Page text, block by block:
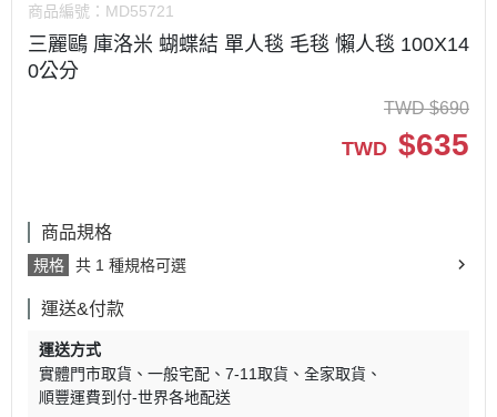
商品編號： MD55721
三麗鷗 庫洛米 蝴蝶結 單人毯 毛毯 懶人毯 100X14
0公分
TWD $690
TWD $635
商品規格
規格 共 1 種規格可選
運送&付款
運送方式
實體門市取貨
一般宅配 7-11取貨
全家取貨
順豐運費到付-世界各地配送